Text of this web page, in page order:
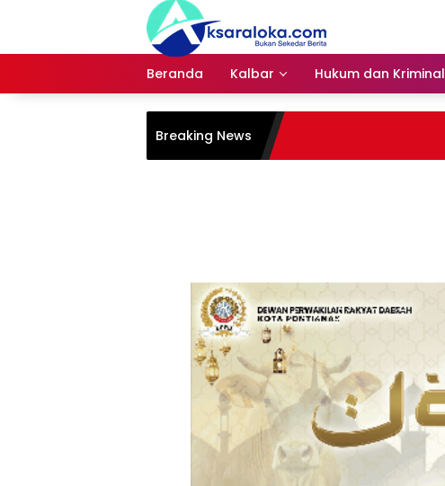
Beranda Kalbar Hukum dan Kriminal
Breaking News